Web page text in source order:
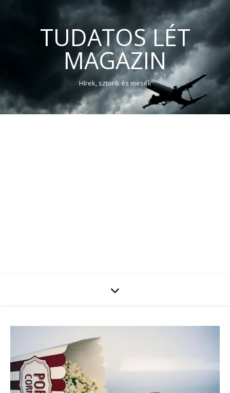
TUDATOS LÉT
MAGAZIN
Hírek, sztorik és mesék